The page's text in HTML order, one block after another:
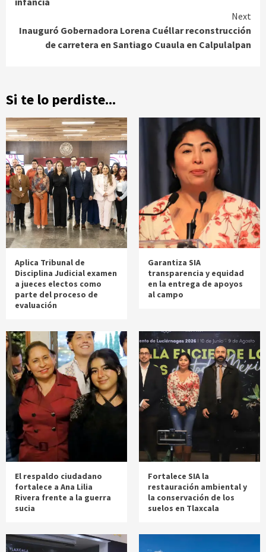
Next
Inauguró Gobernadora Lorena Cuéllar reconstrucción
de carretera en Santiago Cuaula en Calpulalpan
Si te lo perdiste...
Aplica Tribunal de
Disciplina Judicial examen
a jueces electos como
parte del proceso de
evaluación
Garantiza SIA
transparencia y equidad
en la entrega de apoyos
al campo
El respaldo ciudadano
fortalece a Ana Lilia
Rivera frente a la guerra
sucia
Fortalece SIA la
restauración ambiental y
la conservación de los
suelos en Tlaxcala